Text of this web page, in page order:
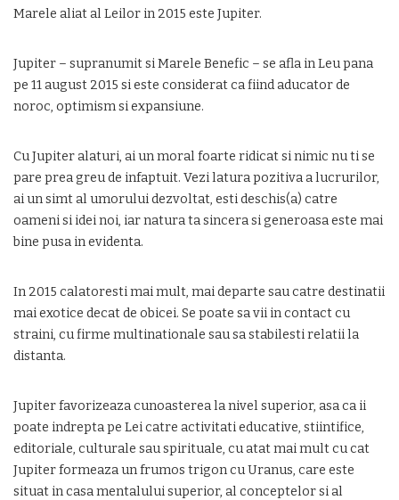
Marele aliat al Leilor in 2015 este Jupiter.
Jupiter – supranumit si Marele Benefic – se afla in Leu pana
pe 11 august 2015 si este considerat ca fiind aducator de
noroc, optimism si expansiune.
Cu Jupiter alaturi, ai un moral foarte ridicat si nimic nu ti se
pare prea greu de infaptuit. Vezi latura pozitiva a lucrurilor,
ai un simt al umorului dezvoltat, esti deschis(a) catre
oameni si idei noi, iar natura ta sincera si generoasa este mai
bine pusa in evidenta.
In 2015 calatoresti mai mult, mai departe sau catre destinatii
mai exotice decat de obicei. Se poate sa vii in contact cu
straini, cu firme multinationale sau sa stabilesti relatii la
distanta.
Jupiter favorizeaza cunoasterea la nivel superior, asa ca ii
poate indrepta pe Lei catre activitati educative, stiintifice,
editoriale, culturale sau spirituale, cu atat mai mult cu cat
Jupiter formeaza un frumos trigon cu Uranus, care este
situat in casa mentalului superior, al conceptelor si al